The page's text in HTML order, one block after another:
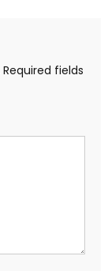
Required fields